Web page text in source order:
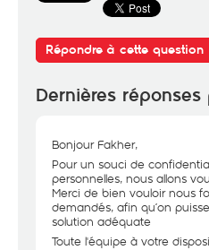
Répondre à cette question
Dernières réponses
Bonjour Fakher,
Pour un souci de
personnelles, nous allons
Merci de bien vouloir nous
demandés, afin qu’on
solution adéquate
Toute l'équipe à votre